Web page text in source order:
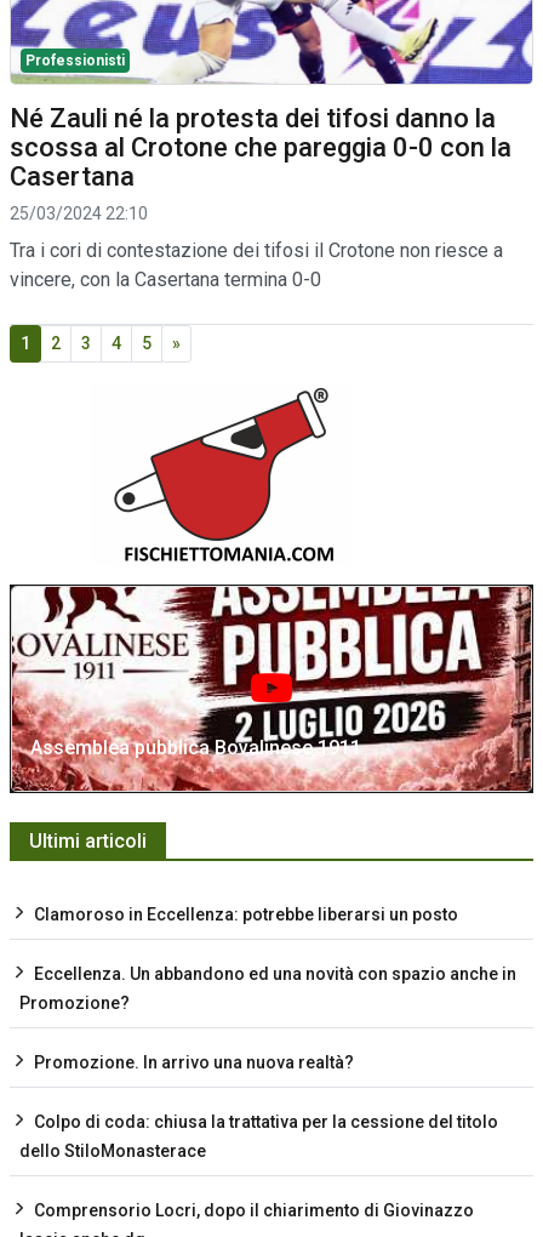
Professionisti
Né Zauli né la protesta dei tifosi danno la
scossa al Crotone che pareggia 0-0 con la
Casertana
25/03/2024 22:10
Tra i cori di contestazione dei tifosi il Crotone non riesce a
vincere, con la Casertana termina 0-0
1 2 3 4 5 »
Assemblea pubblica Bovalinese 1911
Ultimi articoli
Clamoroso in Eccellenza: potrebbe liberarsi un posto
Eccellenza. Un abbandono ed una novità con spazio anche in
Promozione?
Promozione. In arrivo una nuova realtà?
Colpo di coda: chiusa la trattativa per la cessione del titolo
dello StiloMonasterace
Comprensorio Locri, dopo il chiarimento di Giovinazzo